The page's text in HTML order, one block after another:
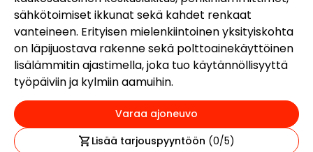
sähkötoimiset ikkunat sekä kahdet renkaat
vanteineen. Erityisen mielenkiintoinen yksityiskohta
on läpijuostava rakenne sekä polttoainekäyttöinen
lisälämmitin ajastimella, joka tuo käytännöllisyyttä
työpäiviin ja kylmiin aamuihin.
Varaa ajoneuvo
Lisää tarjouspyyntöön (0/5)